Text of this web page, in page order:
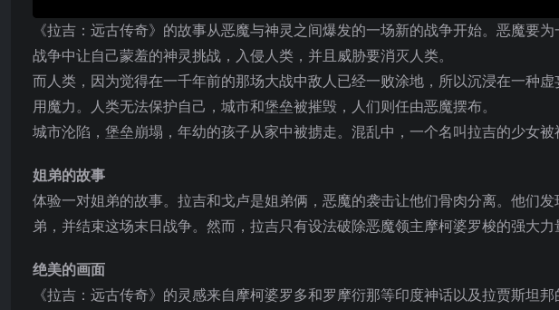
《拉吉：远古传奇》的故事从恶魔与神灵之间爆发的一场新的战争开始。恶魔要
战争中让自己蒙羞的神灵挑战，入侵人类，并且威胁要消灭人类。
而人类，因为觉得在一千年前的那场大战中敌人已经一败涂地，所以沉浸在一种
用魔力。人类无法保护自己，城市和堡垒被摧毁，人们则任由恶魔摆布。
城市沦陷，堡垒崩塌，年幼的孩子从家中被掳走。混乱中，一个名叫拉吉的少女被
姐弟的故事
体验一对姐弟的故事。拉吉和戈卢是姐弟俩，恶魔的袭击让他们骨肉分离。他们发
弟，并结束这场末日战争。然而，拉吉只有设法破除恶魔领主摩柯婆罗梭的强大力
绝美的画面
《拉吉：远古传奇》的灵感来自摩柯婆罗多和罗摩衍那等印度神话以及拉贾斯坦